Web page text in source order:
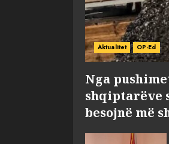
Aktualitet OP-Ed
Nga
shqiptarëve
besojnë më